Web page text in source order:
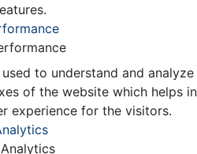
to understand and analyze
of the website which helps in
experience for the visitors.
Analytics